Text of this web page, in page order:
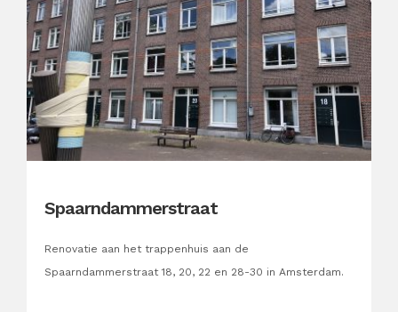
Spaarndammerstraat
Renovatie aan het trappenhuis aan de
Spaarndammerstraat 18, 20, 22 en 28-30 in Amsterdam.